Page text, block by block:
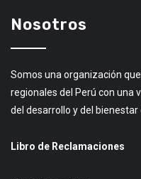
Nosotros
Somos una organización
regionales del Perú con una
del desarrollo y del bienestar
Libro de Reclamaciones